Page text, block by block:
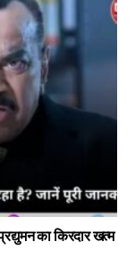
का किरदार खत्म